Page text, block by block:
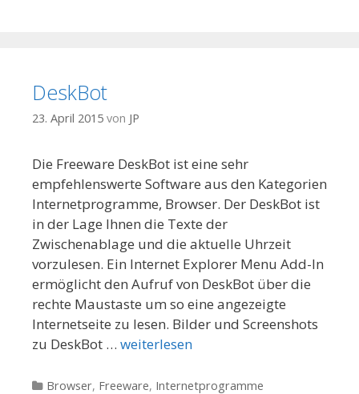
DeskBot
23. April 2015 von JP
Die Freeware DeskBot ist eine sehr
empfehlenswerte Software aus den Kategorien
Internetprogramme, Browser. Der DeskBot ist
in der Lage Ihnen die Texte der
Zwischenablage und die aktuelle Uhrzeit
vorzulesen. Ein Internet Explorer Menu Add-In
ermöglicht den Aufruf von DeskBot über die
rechte Maustaste um so eine angezeigte
Internetseite zu lesen. Bilder und Screenshots
zu DeskBot … weiterlesen
Kategorien
Browser, Freeware, Internetprogramme